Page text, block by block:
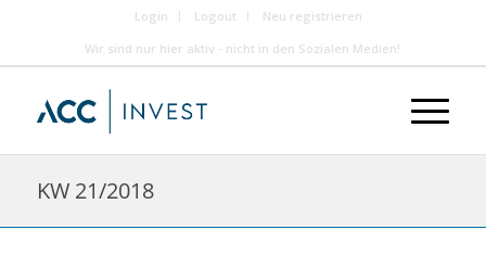
Login Logout
Neu registrieren
Wir sind nur hier aktiv - nicht in den Sozialen Medien!
KW 21/2018